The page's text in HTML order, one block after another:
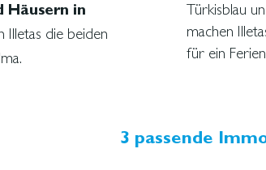
Häusern in
Illetas die beiden
Türkisblau
machen
für ein
3 passende